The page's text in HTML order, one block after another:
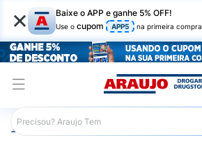
× Baixe o APP e ganhe 5% OFF!
Use o cupom APP5 na primeira compra
Araujo Saúde e Bem Estar